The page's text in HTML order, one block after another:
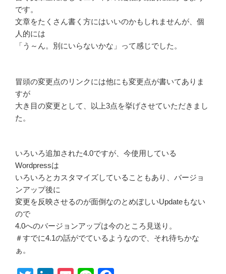
です。
文章をたくさん書く方にはいいのかもしれませんが、個
人的には
「う～ん。別にいらないかな」って感じでした。
冒頭の変更点のリンクには他にも変更点が書いてありま
すが
大き目の変更として、以上3点を挙げさせていただきまし
た。
いろいろ追加された4.0ですが、今使用している
Wordpressは
いろいろとカスタマイズしていることもあり、バージョ
ンアップ後に
変更を反映させるのが面倒なのとめぼしいUpdateもない
ので
4.0へのバージョンアップは今のところ見送り。
＃すでに4.1の話がでているようなので、それ待ちかな
ぁ。